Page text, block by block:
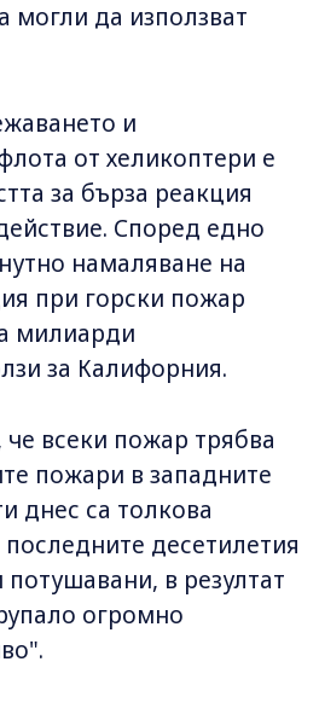
могли да използват
и
от хеликоптери е
за бърза реакция
Според едно
намаляване на
при горски пожар
милиарди
за Калифорния.
че всеки пожар трябва
пожари в западните
днес са толкова
десетилетия
потушавани, в резултат
огромно